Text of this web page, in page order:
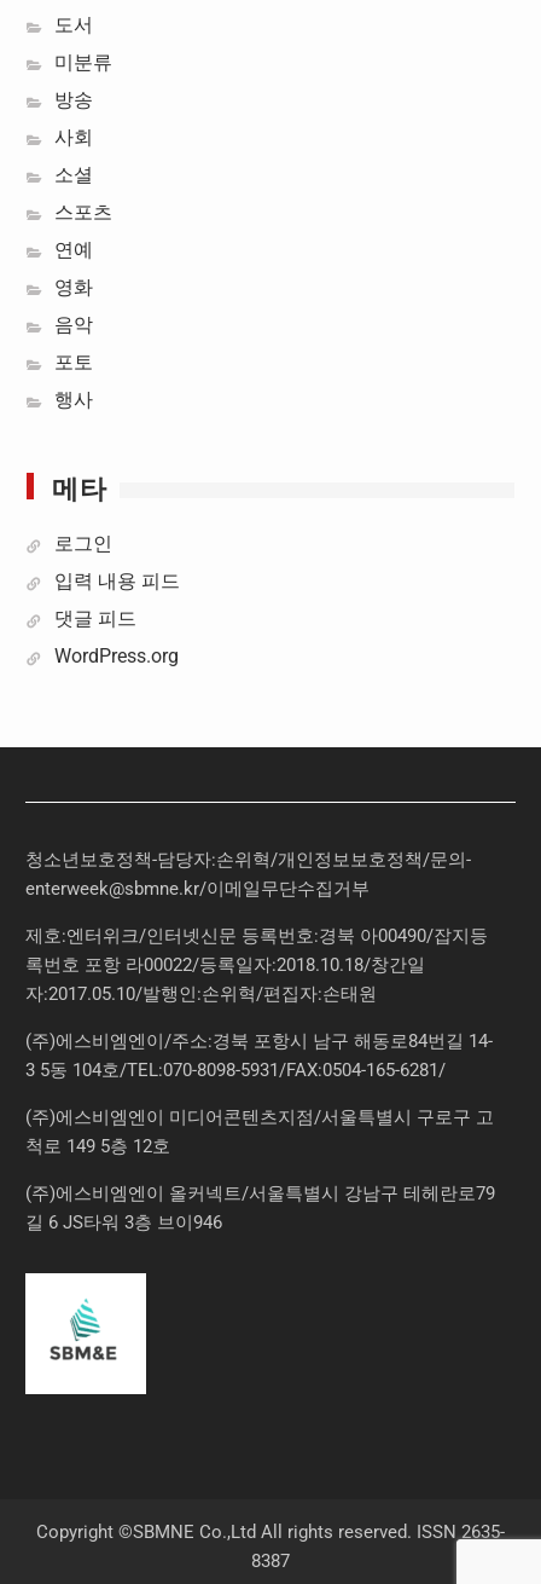
도서
미분류
방송
사회
소셜
스포츠
연예
영화
음악
포토
행사
메타
로그인
입력 내용 피드
댓글 피드
WordPress.org
청소년보호정책-담당자:손위혁/개인정보보호정책/문의-
enterweek@sbmne.kr/이메일무단수집거부
제호:엔터위크/인터넷신문 등록번호:경북 아00490/잡지등
록번호 포항 라00022/등록일자:2018.10.18/창간일
자:2017.05.10/발행인:손위혁/편집자:손태원
(주)에스비엠엔이/주소:경북 포항시 남구 해동로84번길 14-
3 5동 104호/TEL:070-8098-5931/FAX:0504-165-6281/
(주)에스비엠엔이 미디어콘텐츠지점/서울특별시 구로구 고
척로 149 5층 12호
(주)에스비엠엔이 올커넥트/서울특별시 강남구 테헤란로79
길 6 JS타워 3층 브이946
Copyright ©SBMNE Co.,Ltd All rights reserved. ISSN 2635-
8387